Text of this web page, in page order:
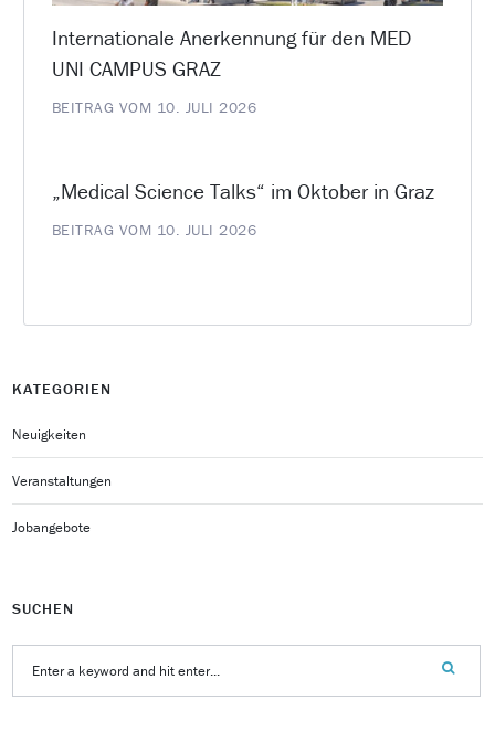
Internationale Anerkennung für den MED
UNI CAMPUS GRAZ
BEITRAG VOM 10. JULI 2026
„Medical Science Talks“ im Oktober in Graz
BEITRAG VOM 10. JULI 2026
KATEGORIEN
Neuigkeiten
Veranstaltungen
Jobangebote
SUCHEN